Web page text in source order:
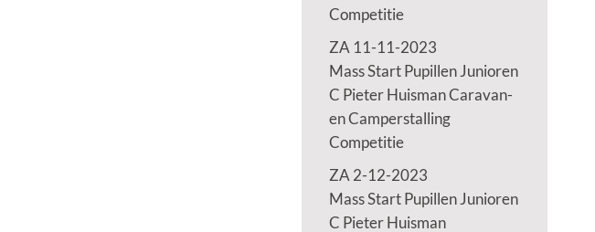
Competitie
ZA 11-11-2023
Mass Start Pupillen Junioren
C Pieter Huisman Caravan-
en Camperstalling
Competitie
ZA 2-12-2023
Mass Start Pupillen Junioren
C Pieter Huisman